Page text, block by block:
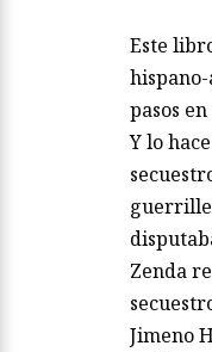
Este
pasos
Y lo
Zenda
Jimeno